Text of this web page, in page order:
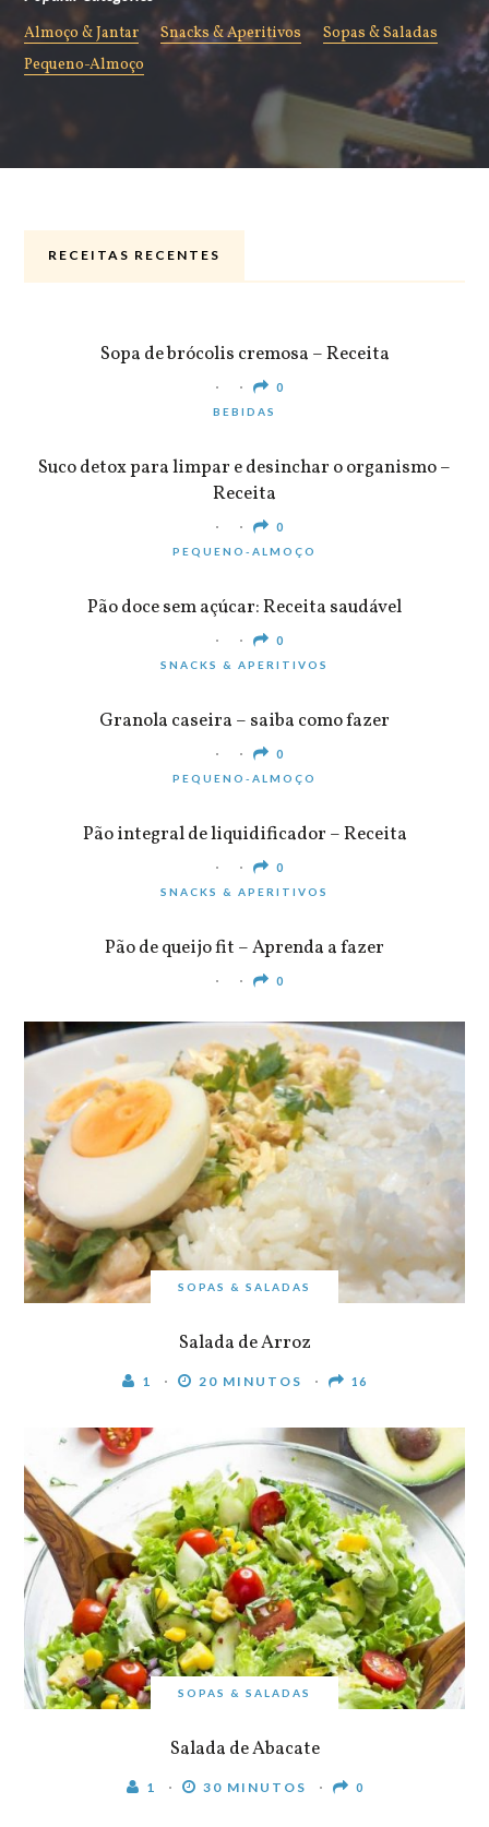
Almoço & Jantar Snacks & Aperitivos
Sopas & Saladas
Pequeno-Almoço
RECEITAS RECENTES
Sopa de brócolis cremosa – Receita
0
BEBIDAS
Suco detox para limpar e desinchar o organismo –
Receita
0
PEQUENO-ALMOÇO
Pão doce sem açúcar: Receita saudável
0
SNACKS & APERITIVOS
Granola caseira – saiba como fazer
0
PEQUENO-ALMOÇO
Pão integral de liquidificador – Receita
0
SNACKS & APERITIVOS
Pão de queijo fit – Aprenda a fazer
0
SOPAS & SALADAS
Salada de Arroz
1 20 MINUTOS 16
SOPAS & SALADAS
Salada de Abacate
1 30 MINUTOS 0